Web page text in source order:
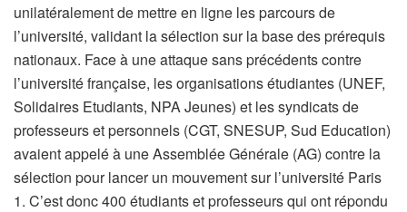
unilatéralement de mettre en ligne les parcours de
l’université, validant la sélection sur la base des prérequis
nationaux. Face à une attaque sans précédents contre
l’université française, les organisations étudiantes (UNEF,
Solidaires Etudiants, NPA Jeunes) et les syndicats de
professeurs et personnels (CGT, SNESUP, Sud Education)
avaient appelé à une Assemblée Générale (AG) contre la
sélection pour lancer un mouvement sur l’université Paris
1. C’est donc 400 étudiants et professeurs qui ont répondu